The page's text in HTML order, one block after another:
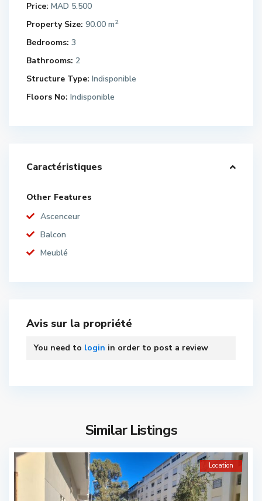
Price: MAD 5.500
Property Size: 90.00 m2
Bedrooms: 3
Bathrooms: 2
Structure Type: Indisponible
Floors No: Indisponible
Caractéristiques
Other Features
Ascenceur
Balcon
Meublé
Avis sur la propriété
You need to login in order to post a review
Similar Listings
Location